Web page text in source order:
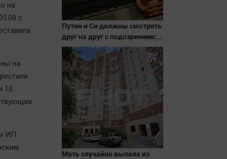
на
с
на
10
ИП
Путин и Си должны смотреть
друг на друг с подозрением:
Зеленский поставил задачу
своим дипломатам
Мать случайно выпала из